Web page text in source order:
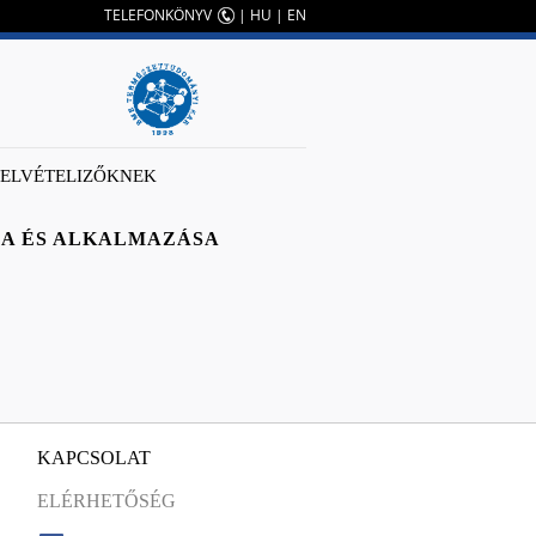
TELEFONKÖNYV | HU | EN
ÉS ALKALMAZÁSA
KAPCSOLAT
ELÉRHETŐSÉG